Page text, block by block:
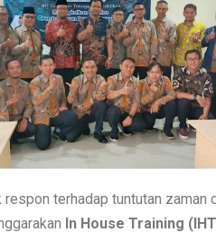
respon terhadap tuntutan
In House Training